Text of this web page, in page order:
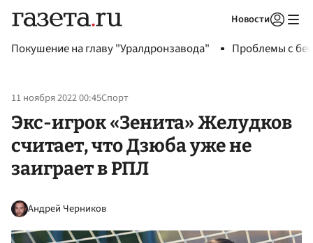
Новости
Покушение на главу "Уралдронзавода" Проблемы с
11 ноября 2022 00:45Спорт
Экс-игрок «Зенита» Желудков
считает, что Дзюба уже не
заиграет в РПЛ
Андрей Черников